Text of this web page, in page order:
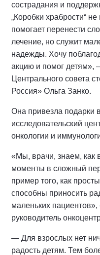
сострадания и
„Коробки храбрости“
помогает перенести
лечение, но служит
надежды. Хочу
акцию и помог детям»,
Центрального совета
Россия» Ольга Занко.
Она привезла подарки
исследовательский
онкологии и
«Мы, врачи, знаем, как
моменты в сложный
пример того, как
способны приносить
маленьких
руководитель
— Для взрослых нет
радость детям. Тем